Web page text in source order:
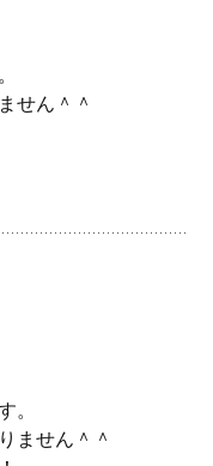
せん＾＾
。
ません＾＾